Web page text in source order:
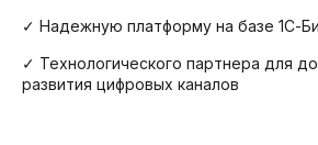
✓ Надежную платформу на базе 1С-
✓ Технологического партнера для
развития цифровых каналов